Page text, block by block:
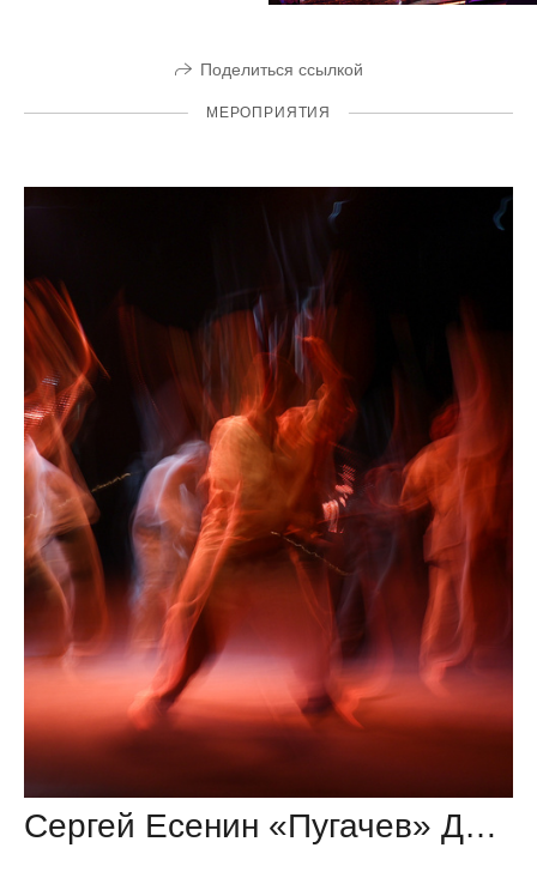
Поделиться ссылкой
МЕРОПРИЯТИЯ
Сергей Есенин «Пугачев» Драматическая поэма